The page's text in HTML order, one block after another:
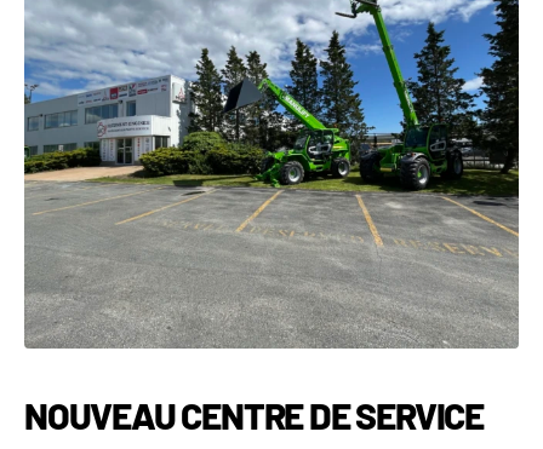
1 877-641-8355
CONTACTEZ-NOUS
NOUVEAU CENTRE DE SERVICE